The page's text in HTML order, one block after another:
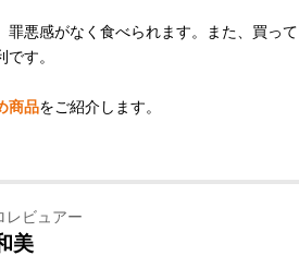
罪悪感がなく食べられます。また、買っ
す。
商品をご紹介します。
レビュアー
美